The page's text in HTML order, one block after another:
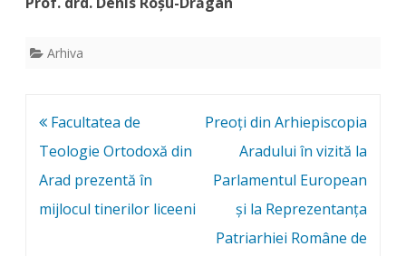
Arhiva
Post
navigation
Facultatea de
Teologie Ortodoxă din
Arad prezentă în
mijlocul tinerilor liceeni
Preoți din Arhiepiscopia
Aradului în vizită la
Parlamentul European
și la Reprezentanța
Patriarhiei Române de